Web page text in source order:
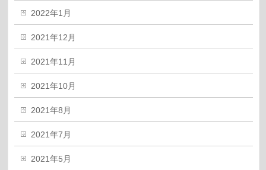
2022年1月
2021年12月
2021年11月
2021年10月
2021年8月
2021年7月
2021年5月